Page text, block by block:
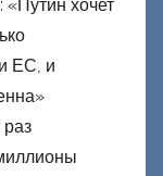
хочет
ЕС, и